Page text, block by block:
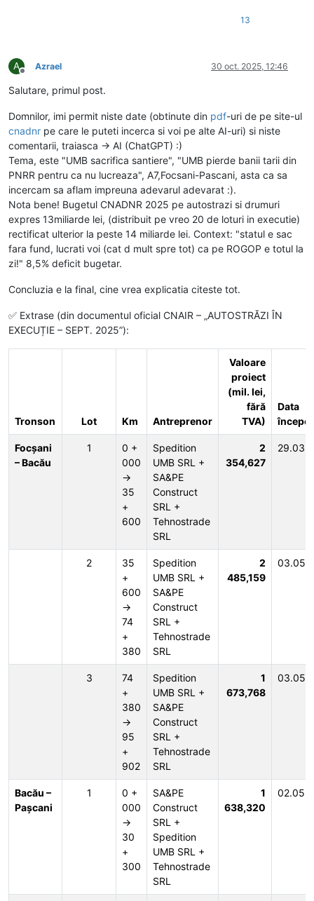
13
A
Deconectat
Azrael 30 oct. 2025, 12:46
Salutare, primul post.
Domnilor, imi permit niste date (obtinute din pdf-uri de pe site-ul
cnadnr pe care le puteti incerca si voi pe alte AI-uri) si niste
comentarii, traiasca -> AI (ChatGPT) :)
Tema, este "UMB sacrifica santiere", "UMB pierde banii tarii din
PNRR pentru ca nu lucreaza", A7,Focsani-Pascani, asta ca sa
incercam sa aflam impreuna adevarul adevarat :).
Nota bene! Bugetul CNADNR 2025 pe autostrazi si drumuri
expres 13miliarde lei, (distribuit pe vreo 20 de loturi in executie)
rectificat ulterior la peste 14 miliarde lei. Context: "statul e sac
fara fund, lucrati voi (cat d mult spre tot) ca pe ROGOP e totul la
zi!" 8,5% deficit bugetar.
Concluzia e la final, cine vrea explicatia citeste tot.
✅ Extrase (din documentul oficial CNAIR – „AUTOSTRĂZI ÎN
EXECUȚIE – SEPT. 2025”):
Tronson Lot Km Antreprenor
Valoare
proiect
(mil. lei,
fără
TVA)
Data
Focșani
– Bacău
1
0 +
000
→
35
+
600
Spedition
UMB SRL +
SA&PE
Construct
SRL +
Tehnostrade
SRL
2
354,627
2
35
+
600
→
74
+
380
Spedition
UMB SRL +
SA&PE
Construct
SRL +
Tehnostrade
SRL
2
485,159
3
74
+
380
→
95
+
902
Spedition
UMB SRL +
SA&PE
Construct
SRL +
Tehnostrade
SRL
1
673,768
Bacău –
Pașcani
1
0 +
000
→
30
+
300
SA&PE
Construct
SRL +
Spedition
UMB SRL +
Tehnostrade
SRL
1
638,320